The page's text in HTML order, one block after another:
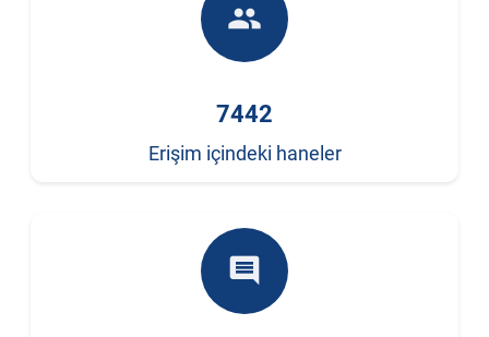
people
7442
Erişim içindeki haneler
comment